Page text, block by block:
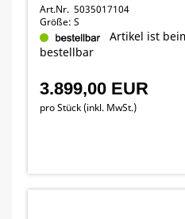
Art.Nr. 5035017104
Größe: S
Artikel ist
bestellbar
3.899,00 EUR
pro Stück (inkl. MwSt.)